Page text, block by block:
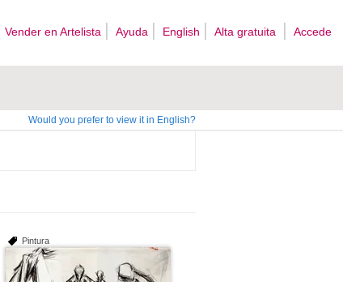
Vender en Artelista Ayuda English Alta gratuita Accede
Would you prefer to view it in English?
Pintura